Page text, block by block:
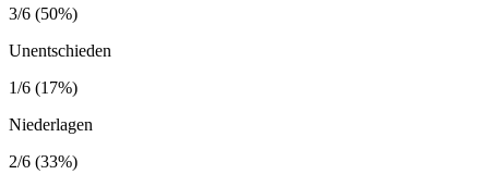
3/6 (50%)
Unentschieden
1/6 (17%)
Niederlagen
2/6 (33%)